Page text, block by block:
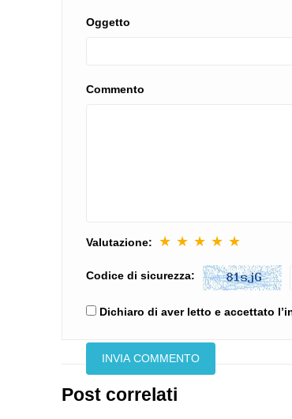
Oggetto
Commento
Valutazione: ★ ★ ★ ★ ★
Codice di sicurezza:
Dichiaro di aver letto e accettato
Post correlati